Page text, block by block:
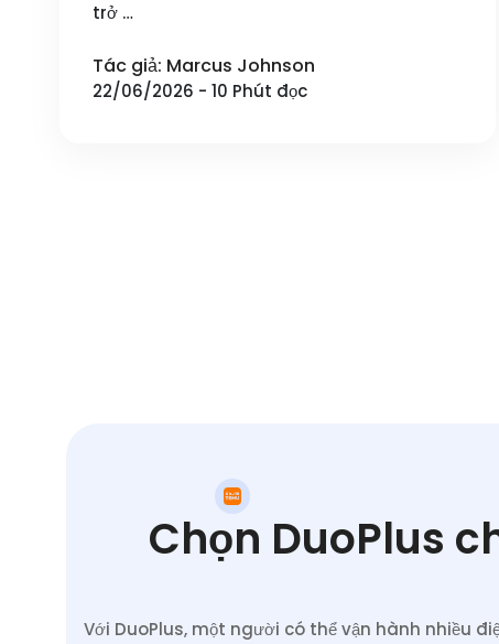
trở …
Tác giả: Marcus Johnson
22/06/2026 - 10 Phút đọc
Chọn DuoPlus
Với DuoPlus, một người có thể vận hành nhiều